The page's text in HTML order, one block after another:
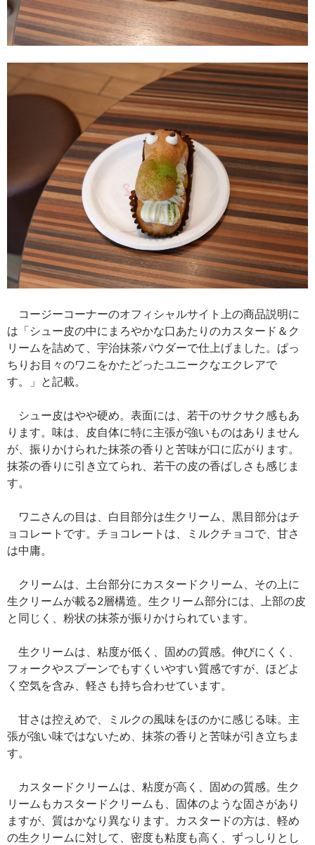
コージーコーナーのオフィシャルサイト上の商品説明に
は「シュー皮の中にまろやかな口あたりのカスタード＆ク
リームを詰めて、宇治抹茶パウダーで仕上げました。ぱっ
ちりお目々のワニをかたどったユニークなエクレアで
す。」と記載。
シュー皮はやや硬め。表面には、若干のサクサク感もあ
ります。味は、皮自体に特に主張が強いものはありません
が、振りかけられた抹茶の香りと苦味が口に広がります。
抹茶の香りに引き立てられ、若干の皮の香ばしさも感じま
す。
ワニさんの目は、白目部分は生クリーム、黒目部分はチ
ョコレートです。チョコレートは、ミルクチョコで、甘さ
は中庸。
クリームは、土台部分にカスタードクリーム、その上に
生クリームが載る2層構造。生クリーム部分には、上部の皮
と同じく、粉状の抹茶が振りかけられています。
生クリームは、粘度が低く、固めの質感。伸びにくく、
フォークやスプーンでもすくいやすい質感ですが、ほどよ
く空気を含み、軽さも持ち合わせています。
甘さは控えめで、ミルクの風味をほのかに感じる味。主
張が強い味ではないため、抹茶の香りと苦味が引き立ちま
す。
カスタードクリームは、粘度が高く、固めの質感。生ク
リームもカスタードクリームも、固体のような固さがあり
ますが、質はかなり異なります。カスタードの方は、軽め
の生クリームに対して、密度も粘度も高く、ずっしりとし